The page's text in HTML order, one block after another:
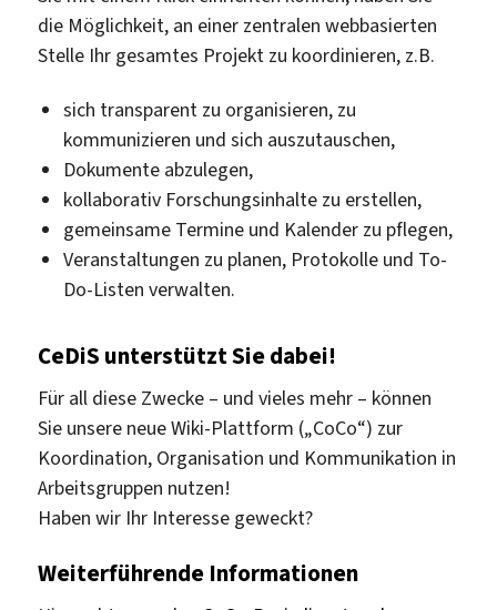
die Möglichkeit, an einer zentralen webbasierten
Stelle Ihr gesamtes Projekt zu koordinieren, z.B.
sich transparent zu organisieren, zu
kommunizieren und sich auszutauschen,
Dokumente abzulegen,
kollaborativ Forschungsinhalte zu erstellen,
gemeinsame Termine und Kalender zu pflegen,
Veranstaltungen zu planen, Protokolle und To-
Do-Listen verwalten.
CeDiS unterstützt Sie dabei!
Für all diese Zwecke – und vieles mehr – können
Sie unsere neue Wiki-Plattform („CoCo“) zur
Koordination, Organisation und Kommunikation in
Arbeitsgruppen nutzen!
Haben wir Ihr Interesse geweckt?
Weiterführende Informationen